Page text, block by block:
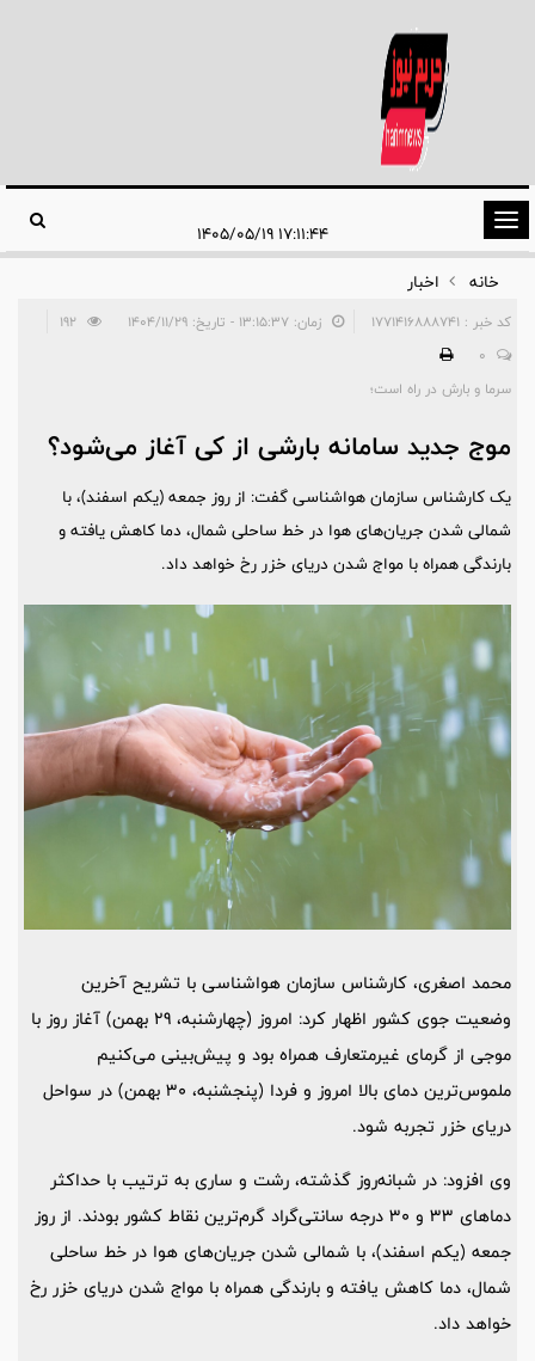
تغییر
وضعیت
ناوبری
۱۷:۱۱:۴۴ ۱۴۰۵/۰۵/۱۹
خانه
اخبار
کد خبر : 1771416888741 زمان: ۱۳:۱۵:۳۷ - تاریخ: ۱۴۰۴/۱۱/۲۹
0
سرما و بارش در راه است؛
موج جدید سامانه بارشی از کی آغاز می‌شود؟
یک کارشناس سازمان هواشناسی گفت: از روز جمعه (یکم اسفند)، با
شمالی شدن جریان‌های هوا در خط ساحلی شمال، دما کاهش یافته و
بارندگی همراه با مواج شدن دریای خزر رخ خواهد داد.
محمد اصغری، کارشناس سازمان هواشناسی با تشریح آخرین
وضعیت جوی کشور اظهار کرد: امروز (چهارشنبه، 29 بهمن) آغاز روز با
موجی از گرمای غیرمتعارف همراه بود و پیش‌بینی می‌کنیم
ملموس‌ترین دمای بالا امروز و فردا (پنجشنبه، 30 بهمن) در سواحل
دریای خزر تجربه شود.
وی افزود: در شبانه‌روز گذشته، رشت و ساری به ترتیب با حداکثر
دماهای 33 و 30 درجه سانتی‌گراد گرم‌ترین نقاط کشور بودند. از روز
جمعه (یکم اسفند)، با شمالی شدن جریان‌های هوا در خط ساحلی
شمال، دما کاهش یافته و بارندگی همراه با مواج شدن دریای خزر رخ
خواهد داد.